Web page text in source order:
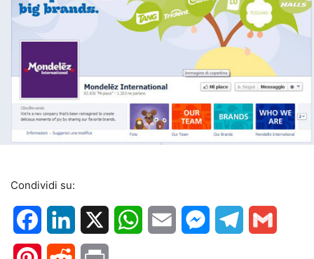
Condividi su:
FacebookLinkedIn WhatsApp
Email MessengerTelegram